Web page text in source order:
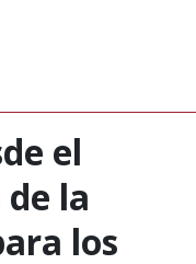
el
la
los